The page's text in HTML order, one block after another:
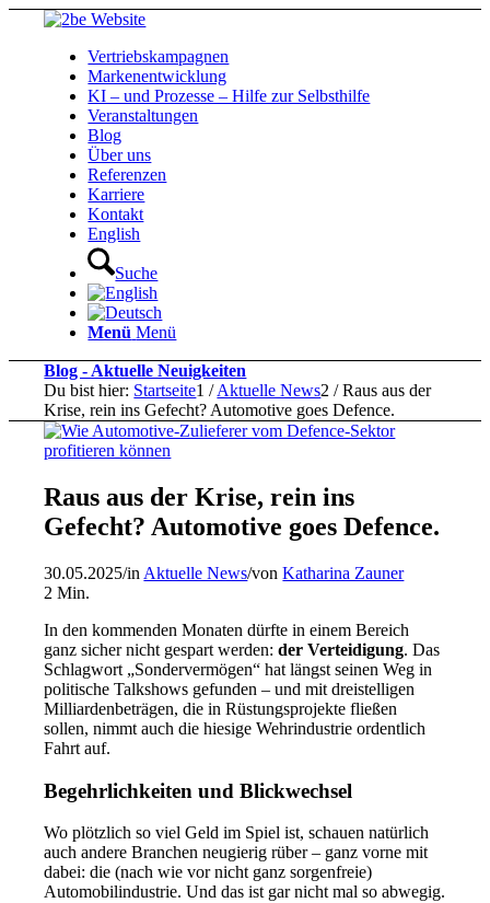
Vertriebskampagnen
Markenentwicklung
KI – und Prozesse – Hilfe zur Selbsthilfe
Veranstaltungen
Blog
Über uns
Referenzen
Karriere
Kontakt
English
Suche
Menü Menü
Blog - Aktuelle Neuigkeiten
Du bist hier: Startseite1 / Aktuelle News2 / Raus aus der
Krise, rein ins Gefecht? Automotive goes Defence.
Raus aus der Krise, rein ins
Gefecht? Automotive goes Defence.
30.05.2025/in Aktuelle News/vonKatharina Zauner
2 Min.
In den kommenden Monaten dürfte in einem Bereich
ganz sicher nicht gespart werden:der Verteidigung. Das
Schlagwort „Sondervermögen“ hat längst seinen Weg in
politische Talkshows gefunden – und mit dreistelligen
Milliardenbeträgen, die in Rüstungsprojekte fließen
sollen, nimmt auch die hiesige Wehrindustrie ordentlich
Fahrt auf.
Begehrlichkeiten und Blickwechsel
Wo plötzlich so viel Geld im Spiel ist, schauen natürlich
auch andere Branchen neugierig rüber – ganz vorne mit
dabei: die (nach wie vor nicht ganz sorgenfreie)
Automobilindustrie. Und das ist gar nicht mal so abwegig.